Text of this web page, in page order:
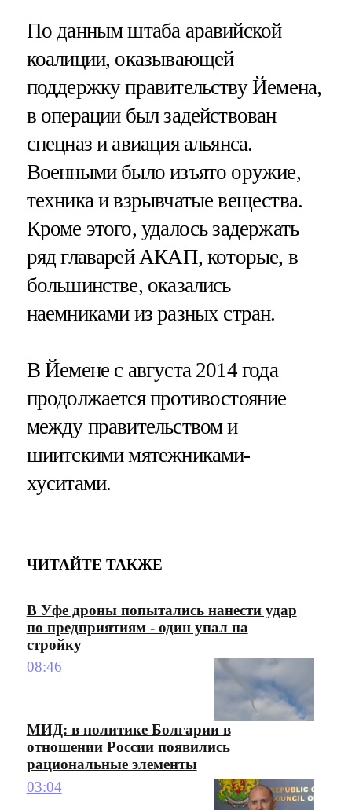
По данным штаба аравийской
коалиции, оказывающей
поддержку правительству Йемена,
в операции был задействован
спецназ и авиация альянса.
Военными было изъято оружие,
техника и взрывчатые вещества.
Кроме этого, удалось задержать
ряд главарей АКАП, которые, в
большинстве, оказались
наемниками из разных стран.
В Йемене с августа 2014 года
продолжается противостояние
между правительством и
шиитскими мятежниками-
хуситами.
ЧИТАЙТЕ ТАКЖЕ
В Уфе дроны попытались нанести удар
по предприятиям - один упал на
стройку
08:46
МИД: в политике Болгарии в
отношении России появились
рациональные элементы
03:04